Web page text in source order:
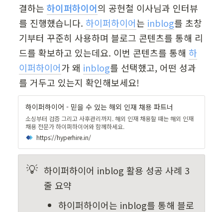
결하는 하이퍼하이어의 공현철 이사님과 인터뷰
를 진행했습니다. 하이퍼하이어는 inblog를 초창
기부터 꾸준히 사용하며 블로그 콘텐츠를 통해 리
드를 확보하고 있는데요. 이번 콘텐츠를 통해 하
이퍼하이어가 왜 inblog를 선택했고, 어떤 성과
를 거두고 있는지 확인해보세요!
하이퍼하이어 - 믿을 수 있는 해외 인재 채용 파트너
소싱부터 검증 그리고 사후관리까지. 해외 인재 채용할 때는 해외 인재
채용 전문가 하이퍼하이어와 함께하세요.
https://hyperhire.in/
💡 하이퍼하이어 inblog 활용 성공 사례 3
줄 요약
하이퍼하이어는 inblog를 통해 블로